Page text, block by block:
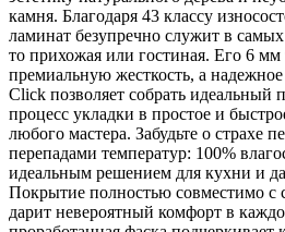
камня. Благодаря 43 классу
ламинат безупречно служит в
то прихожая или гостиная. Его 6
премиальную жесткость, а
Click позволяет собрать идеальный
процесс укладки в простое и
любого мастера. Забудьте о страхе
перепадами температур: 100%
идеальным решением для кухни и
Покрытие полностью совместимо с
дарит невероятный комфорт в